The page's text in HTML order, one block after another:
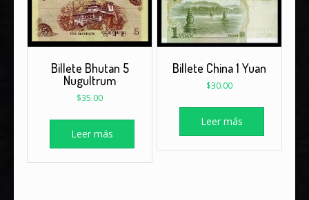
Billete Bhutan 5
Nugultrum
$35.00
Leer más
Billete China 1 Yuan
$30.00
Leer más